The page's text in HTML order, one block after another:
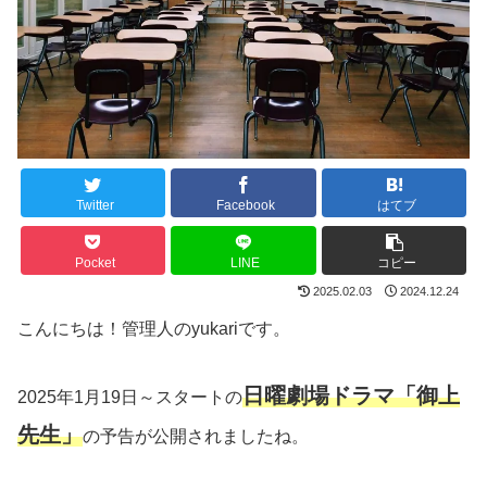
Twitter Facebook はてブ
Pocket LINE コピー
2025.02.03 2024.12.24
こんにちは！管理人のyukariです。
2025年1月19日～スタートの日曜劇場ドラマ「御上
先生」の予告が公開されましたね。